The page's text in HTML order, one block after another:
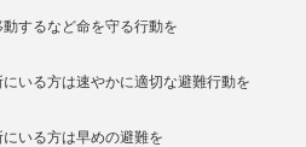
するなど命を守る行動を
いる方は速やかに適切な避難行動を
いる方は早めの避難を